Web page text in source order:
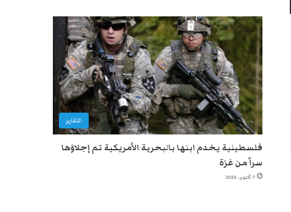
التقارير
فلسطينية يخدم ابنها بالبحرية الأمريكية تم إجلاؤها
سراً من غزة
7 أكتوبر، 2025